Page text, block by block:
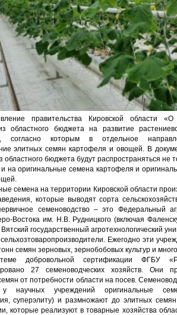
правительства Кировской области «О
областного бюджета на развитие
согласно которым в отдельное
элитных семян картофеля и овощей. В
областного бюджета будут распространяться не
на оригинальные семена картофеля и
семена на территории Кировской области
которые выводят сорта
семеноводство – это Федеральный
Востока им. Н.В. Рудницкого (включая
государственный агротехнологический
Ежегодно эти
семян зерновых, зернобобовых культур и
добровольной сертификации ФГБУ
27 семеноводческих хозяйств. Они
от потребности области на посев.
у научных учреждений оригинальные
суперэлиту) и размножают до элитных
которые реализуют в товарные хозяйства